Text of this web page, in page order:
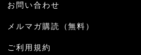
お問い合わせ
メルマガ購読（無料）
ご利用規約